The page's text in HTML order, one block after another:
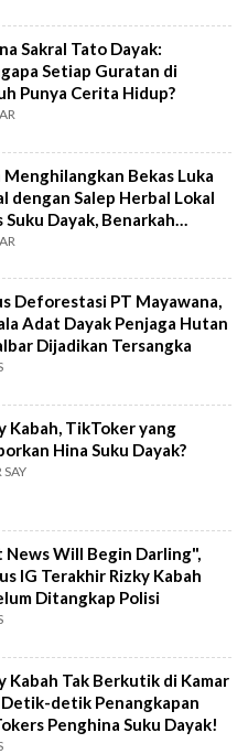
Sakral Tato Dayak:
Setiap Guratan di
Punya Cerita Hidup?
Menghilangkan Bekas Luka
dengan Salep Herbal Lokal
Suku Dayak, Benarkah
Deforestasi PT Mayawana,
Adat Dayak Penjaga Hutan
Dijadikan Tersangka
Kabah, TikToker yang
Hina Suku Dayak?
SAY
News Will Begin Darling",
IG Terakhir Rizky Kabah
Ditangkap Polisi
Kabah Tak Berkutik di Kamar
Detik-detik Penangkapan
Penghina Suku Dayak!